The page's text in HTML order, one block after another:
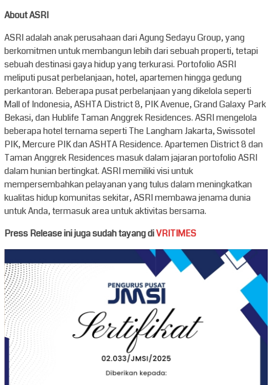
About ASRI
ASRI adalah anak perusahaan dari Agung Sedayu Group, yang
berkomitmen untuk membangun lebih dari sebuah properti, tetapi
sebuah destinasi gaya hidup yang terkurasi. Portofolio ASRI
meliputi pusat perbelanjaan, hotel, apartemen hingga gedung
perkantoran. Beberapa pusat perbelanjaan yang dikelola seperti
Mall of Indonesia, ASHTA District 8, PIK Avenue, Grand Galaxy Park
Bekasi, dan Hublife Taman Anggrek Residences. ASRI mengelola
beberapa hotel ternama seperti The Langham Jakarta, Swissotel
PIK, Mercure PIK dan ASHTA Residence. Apartemen District 8 dan
Taman Anggrek Residences masuk dalam jajaran portofolio ASRI
dalam hunian bertingkat. ASRI memiliki visi untuk
mempersembahkan pelayanan yang tulus dalam meningkatkan
kualitas hidup komunitas sekitar, ASRI membawa jenama dunia
untuk Anda, termasuk area untuk aktivitas bersama.
Press Release ini juga sudah tayang diVRITIMES